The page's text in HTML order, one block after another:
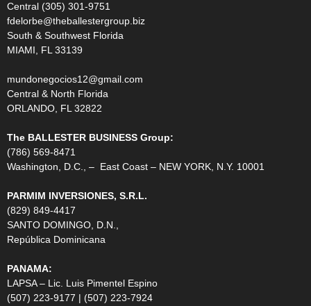
Central (305) 301-9751
fdelorbe@theballestergroup.biz
South & Southwest Florida
MIAMI, FL 33139
mundonegocios12@gmail.com
Central & North Florida
ORLANDO, FL 32822
The BALLESTER BUSINESS Group:
(786) 569-8471
Washington, D.C., – East Coast – NEW YORK, N.Y. 10001
PARMIM INVERSIONES, S.R.L.
(829) 849-4417
SANTO DOMINGO, D.N.,
República Dominicana
PANAMA:
LAPSA – Lic. Luis Pimentel Espino
(507) 223-9177 | (507) 223-7924